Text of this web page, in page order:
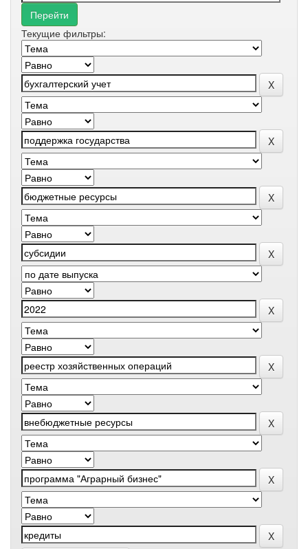
Текущие фильтры: